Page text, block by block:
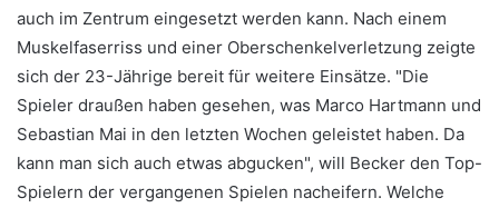
auch im Zentrum eingesetzt werden kann. Nach einem
Muskelfaserriss und einer Oberschenkelverletzung zeigte
sich der 23-Jährige bereit für weitere Einsätze. "Die
Spieler draußen haben gesehen, was Marco Hartmann und
Sebastian Mai in den letzten Wochen geleistet haben. Da
kann man sich auch etwas abgucken", will Becker den Top-
Spielern der vergangenen Spielen nacheifern. Welche